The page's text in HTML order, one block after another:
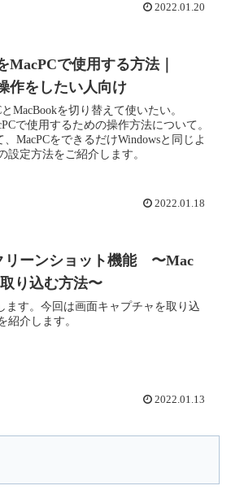
2022.01.20
で使用する方法｜
作をしたい人向け
MacBookを切り替えて使いたい。
で使用するための操作方法について。
MacPCをできるだけWindowsと同じよ
設定方法をご紹介します。
2022.01.18
リーンショット機能 〜Mac
り込む方法〜
ます。今回は画面キャプチャを取り込
紹介します。
2022.01.13